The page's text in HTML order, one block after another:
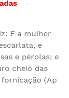
E a mulher
e
e pérolas; e
cheio das
(Ap